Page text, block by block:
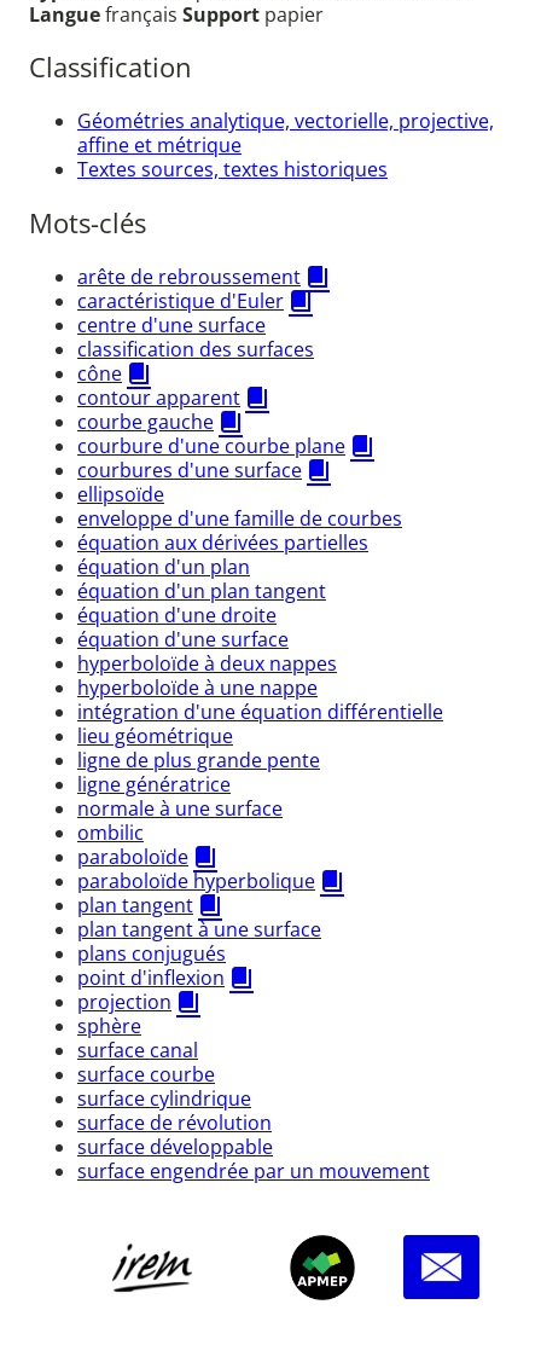
Languefrançais Support papier
Classification
Géométries analytique, vectorielle, projective,
affine et métrique
Textes sources, textes historiques
Mots-clés
arête de rebroussement
caractéristique d'Euler
centre d'une surface
classification des surfaces
cône
contour apparent
courbe gauche
courbure d'une courbe plane
courbures d'une surface
ellipsoïde
enveloppe d'une famille de courbes
équation aux dérivées partielles
équation d'un plan
équation d'un plan tangent
équation d'une droite
équation d'une surface
hyperboloïde à deux nappes
hyperboloïde à une nappe
intégration d'une équation différentielle
lieu géométrique
ligne de plus grande pente
ligne génératrice
normale à une surface
ombilic
paraboloïde
paraboloïde hyperbolique
plan tangent
plan tangent à une surface
plans conjugués
point d'inflexion
projection
sphère
surface canal
surface courbe
surface cylindrique
surface de révolution
surface développable
surface engendrée par un mouvement